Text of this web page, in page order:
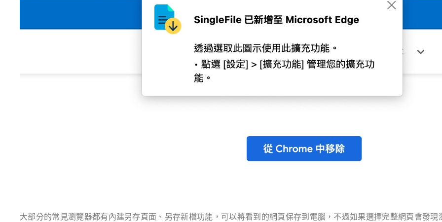
大部分的常見瀏覽器都有內建另存頁面、另存新檔功能，可以將看到的網頁保存到電腦，不過如果選擇完整網頁會發現